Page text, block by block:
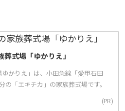
式場「ゆかりえ」
かりえ」は、小田急線「愛甲石田
の「エキチカ」の家族葬式場です。
(PR)